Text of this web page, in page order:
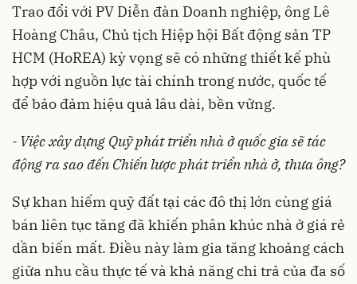
Trao đổi với PV Diễn đàn Doanh nghiệp, ông Lê
Hoàng Châu, Chủ tịch Hiệp hội Bất động sản TP
HCM (HoREA) kỳ vọng sẽ có những thiết kế phù
hợp với nguồn lực tài chính trong nước, quốc tế
để bảo đảm hiệu quả lâu dài, bền vững.
- Việc xây dựng Quỹ phát triển nhà ở quốc gia sẽ tác
động ra sao đến Chiến lược phát triển nhà ở, thưa ông?
Sự khan hiếm quỹ đất tại các đô thị lớn cùng giá
bán liên tục tăng đã khiến phân khúc nhà ở giá rẻ
dần biến mất. Điều này làm gia tăng khoảng cách
giữa nhu cầu thực tế và khả năng chi trả của đa số